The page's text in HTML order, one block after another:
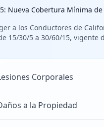
Nueva Cobertura Mínima
a los Conductores de
15/30/5 a 30/60/15, vigente
Corporales
a la Propiedad